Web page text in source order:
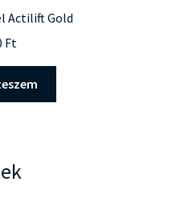
Actilift Gold
Ft